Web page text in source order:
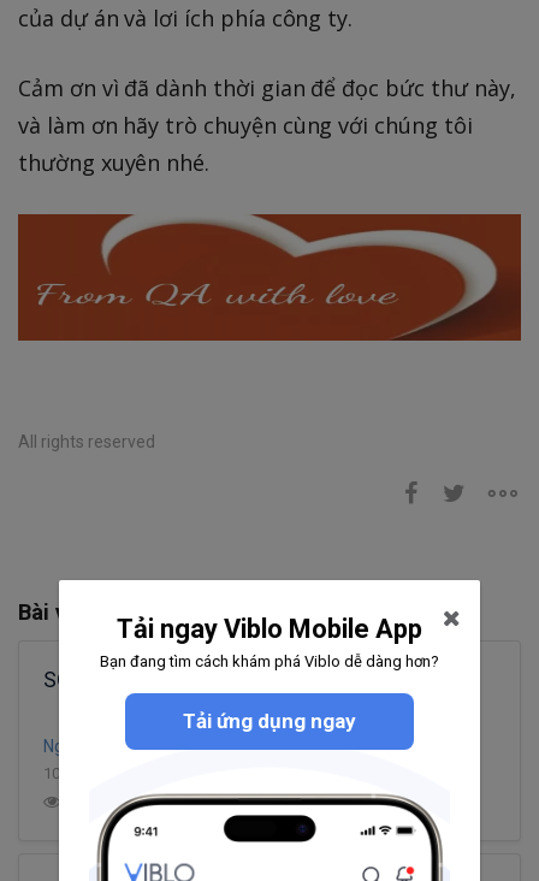
của dự án và lơi ích phía công ty.
Cảm ơn vì đã dành thời gian để đọc bức thư này,
và làm ơn hãy trò chuyện cùng với chúng tôi
thường xuyên nhé.
All rights reserved
Bài viết liên quan
SQL căn bản dành cho QA - Giới thiệu
Nguyen Thi Tuyet Oanh
10 phút đọc
4 0 3
Tải ngay Viblo Mobile App
Bạn đang tìm cách khám phá Viblo dễ dàng hơn?
Tải ứng dụng ngay